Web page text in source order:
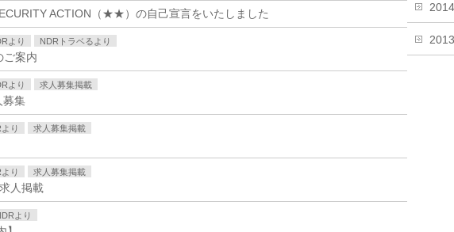
ACTION（★★）の自己宣言をいたしました
より NDRトラベるより
ご案内
より 求人募集掲載
募集
り 求人募集掲載
り 求人募集掲載
人掲載
より